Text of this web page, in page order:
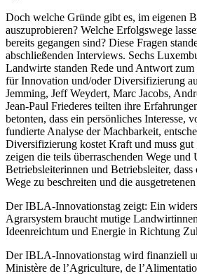
Doch welche Gründe gibt es, im eigenen
auszuprobieren? Welche Erfolgswege
bereits gegangen sind? Diese Fragen
abschließenden Interviews. Sechs
Landwirte standen Rede und Antwort zum
für Innovation und/oder Diversifizierung
Jemming, Jeff Weydert, Marc Jacobs,
Jean-Paul Friederes teilten ihre
betonten, dass ein persönliches Interesse,
fundierte Analyse der Machbarkeit,
Diversifizierung kostet Kraft und muss gut
zeigen die teils überraschenden Wege und
Betriebsleiterinnen und Betriebsleiter, dass
Wege zu beschreiten und die
Der IBLA-Innovationstag zeigt: Ein
Agrarsystem braucht mutige
Ideenreichtum und Energie in Richtung
Der IBLA-Innovationstag wird finanziell
Ministère de l’Agriculture, de